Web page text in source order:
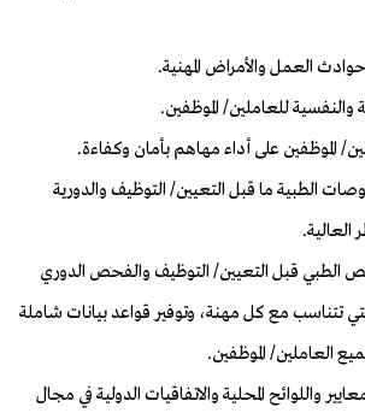
الطبية ما قبل التعيين/ التوظيف والدورية
العالية.
الطبي قبل التعيين/ التوظيف والفحص الدوري
تتناسب مع كل مهنة، وتوفير قواعد بيانات شاملة
العاملين/ الموظفين.
واللوائح المحلية والاتفاقيات الدولية في مجال